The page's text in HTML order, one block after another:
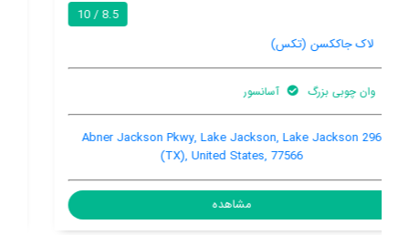
5.3 / 10
لاک جاککسن (تکس)
تهویه کننده هوا
915 Hwy 332, Lake Jackson, Lake Jackson (TX), United
States, 77566
مشاهده